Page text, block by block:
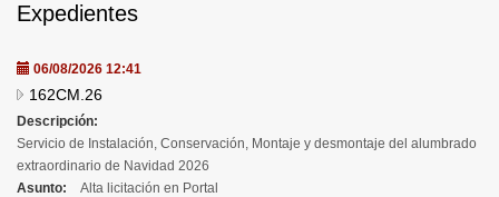
Expedientes
06/08/2026 12:41
162CM.26
Descripción:
Servicio de Instalación, Conservación, Montaje y desmontaje del alumbrado
extraordinario de Navidad 2026
Asunto:
Alta licitación en Portal